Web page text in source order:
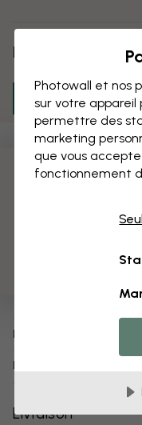
Prix:
Ajouter aux
Coquelicots
À propos du
1 à 3
Livraison
Photowall et nos
sur votre appareil
permettre des
marketing
que vous
fonctionnement